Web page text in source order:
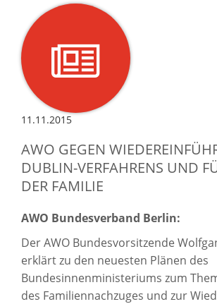
11.11.2015
AWO GEGEN
DUBLIN-VERFAHRENS UND
DER FAMILIE
AWO Bundesverband Berlin:
Der AWO Bundesvorsitzende
erklärt zu den neuesten Plänen des
Bundesinnenministeriums zum
des Familiennachzuges und zur